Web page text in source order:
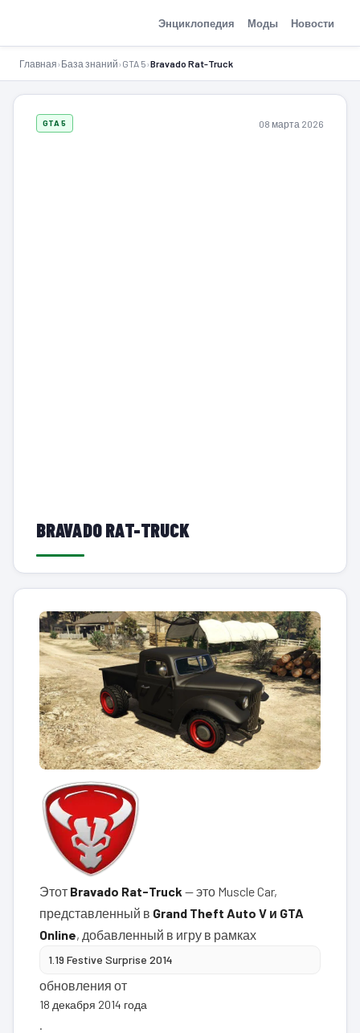
Энциклопедия Моды Новости
Главная›База знаний›GTA 5›Bravado Rat-Truck
GTA 5 08 марта 2026
BRAVADO RAT-TRUCK
Этот Bravado Rat-Truck — это Muscle Car,
представленный в Grand Theft Auto V и GTA
Online, добавленный в игру в рамках
1.19 Festive Surprise 2014
обновления от
18 декабря 2014 года
.